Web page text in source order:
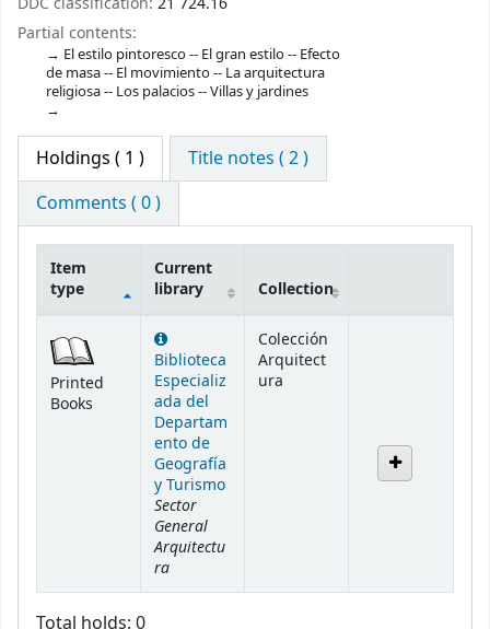
Partial contents:
El estilo pintoresco -- El gran estilo -- Efecto
de masa -- El movimiento -- La arquitectura
religiosa -- Los palacios -- Villas y jardines
Holdings ( 1 )
Title notes ( 2 )
Comments ( 0 )
Item
type
Current
library
Collection
Printed
Books
Biblioteca
Especializ
ada del
Departam
ento de
Geografía
y Turismo
Sector
General
Arquitectu
ra
Colección
Arquitect
ura
Total holds: 0